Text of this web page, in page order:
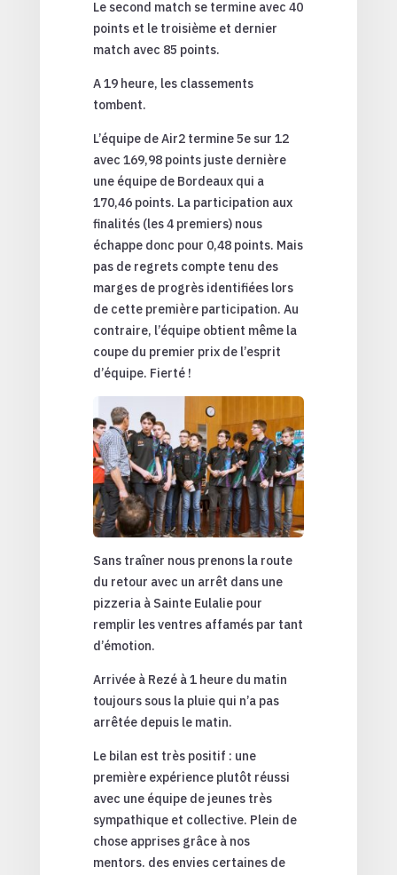
Le second match se termine avec 40
points et le troisième et dernier
match avec 85 points.
A 19 heure, les classements
tombent.
L’équipe de Air2 termine 5e sur 12
avec 169,98 points juste dernière
une équipe de Bordeaux qui a
170,46 points. La participation aux
finalités (les 4 premiers) nous
échappe donc pour 0,48 points. Mais
pas de regrets compte tenu des
marges de progrès identifiées lors
de cette première participation. Au
contraire, l’équipe obtient même la
coupe du premier prix de l’esprit
d’équipe. Fierté !
Sans traîner nous prenons la route
du retour avec un arrêt dans une
pizzeria à Sainte Eulalie pour
remplir les ventres affamés par tant
d’émotion.
Arrivée à Rezé à 1 heure du matin
toujours sous la pluie qui n’a pas
arrêtée depuis le matin.
Le bilan est très positif : une
première expérience plutôt réussi
avec une équipe de jeunes très
sympathique et collective. Plein de
chose apprises grâce à nos
mentors. des envies certaines de